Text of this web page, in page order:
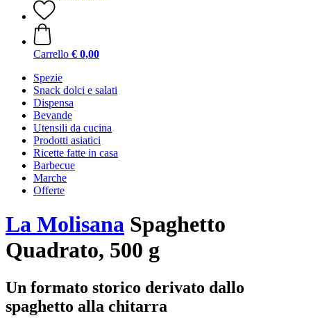
Carrello € 0,00
Spezie
Snack dolci e salati
Dispensa
Bevande
Utensili da cucina
Prodotti asiatici
Ricette fatte in casa
Barbecue
Marche
Offerte
La Molisana Spaghetto
Quadrato, 500 g
Un formato storico derivato dallo
spaghetto alla chitarra